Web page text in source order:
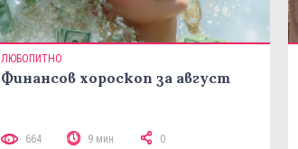
ЛЮБОПИТНО
Финансов хороскоп за август
664 9 мин 0